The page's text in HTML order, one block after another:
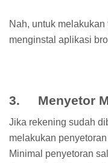
Nah, untuk
menginstal aplikasi
3. Menyetor
Jika rekening sudah
melakukan
Minimal penyetoran